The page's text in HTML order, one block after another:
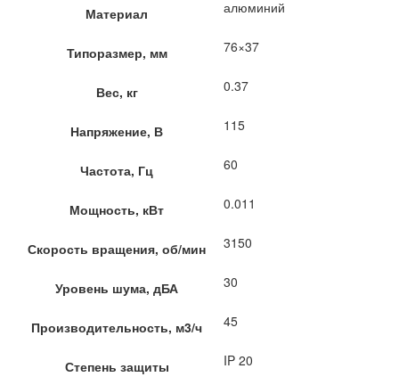
Материал
алюминий
Типоразмер, мм 76×37
Вес, кг 0.37
Напряжение, В 115
Частота, Гц 60
Мощность, кВт 0.011
Скорость вращения, об/мин 3150
Уровень шума, дБА 30
Производительность, м3/ч 45
Степень защиты
IP 20